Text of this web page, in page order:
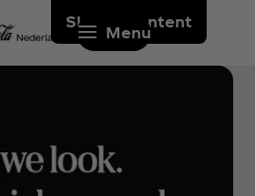
Skip to content
Menu